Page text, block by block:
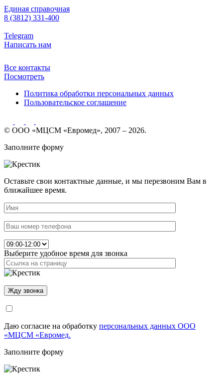
Единая справочная
8 (3812) 331-400
Telegram
Написать нам
Все контакты
Посмотреть
Политика обработки персональных данных
Пользовательское соглашение
© ООО «МЦСМ «Евромед», 2007 – 2026.
Заполните форму
Оставьте свои контактные данные, и мы перезвоним Вам в
ближайшее время.
Выберите удобное время для звонка
Даю согласие на обработку персональных данных ООО
«МЦСМ «Евромед.
Заполните форму